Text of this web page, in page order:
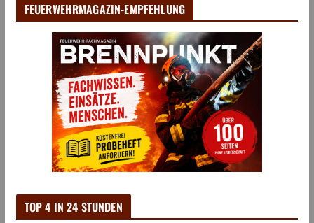
FEUERWEHRMAGAZIN-EMPFEHLUNG
TOP 4 IN 24 STUNDEN